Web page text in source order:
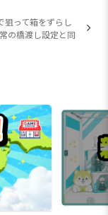
狙って箱をずらし
の橋渡し設定と同